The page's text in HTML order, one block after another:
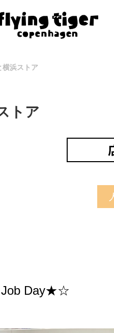
横浜ストア
トア
Day★☆